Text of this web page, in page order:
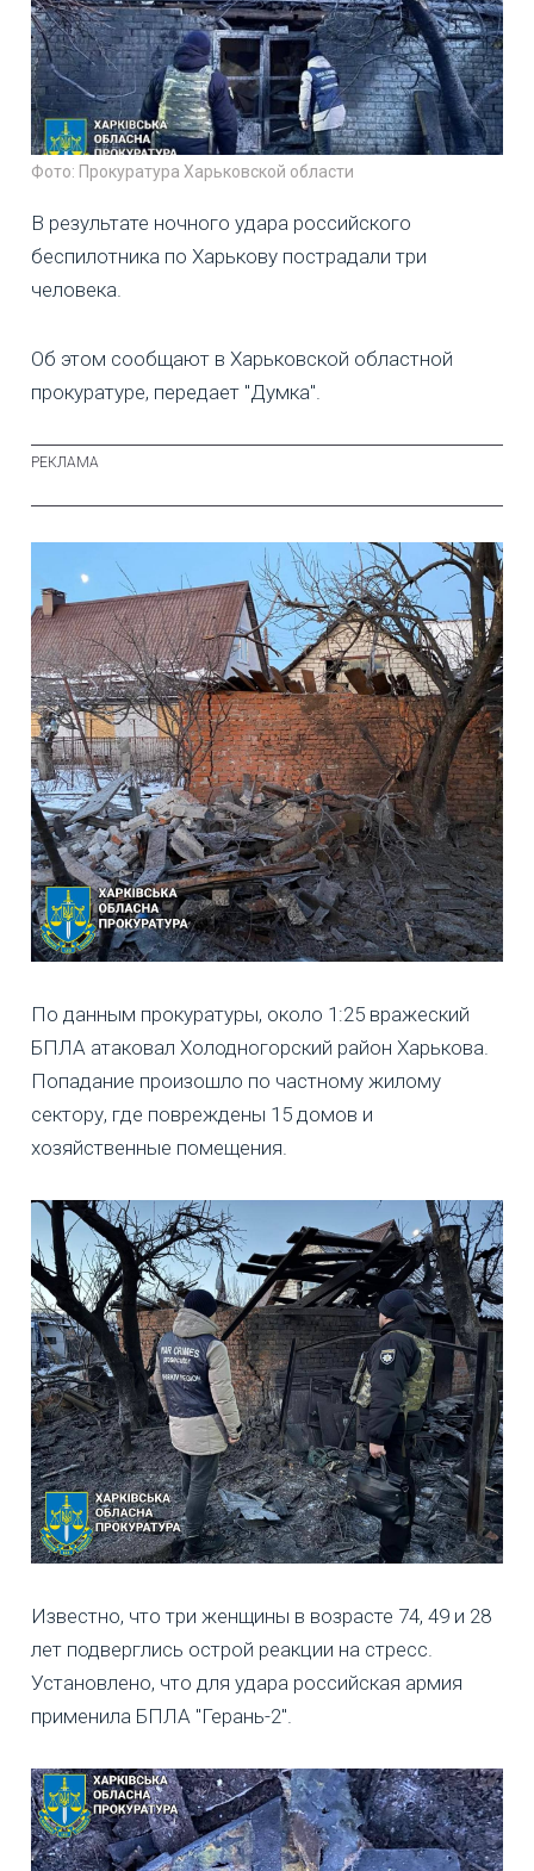
Фото: Прокуратура Харьковской области
В результате ночного удара российского
беспилотника по Харькову пострадали три
человека.
Об этом сообщают в Харьковской областной
прокуратуре, передает "Думка".
По данным прокуратуры, около 1:25 вражеский
БПЛА атаковал Холодногорский район Харькова.
Попадание произошло по частному жилому
сектору, где повреждены 15 домов и
хозяйственные помещения.
Известно, что три женщины в возрасте 74, 49 и 28
лет подверглись острой реакции на стресс.
Установлено, что для удара российская армия
применила БПЛА "Герань-2".